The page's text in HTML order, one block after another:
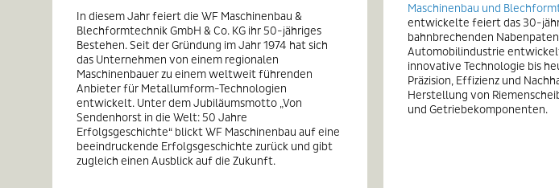
In diesem Jahr feiert die WF Maschinenbau &
Blechformtechnik GmbH & Co. KG ihr 50-jähriges
Bestehen. Seit der Gründung im Jahr 1974 hat sich
das Unternehmen von einem regionalen
Maschinenbauer zu einem weltweit führenden
Anbieter für Metallumform-Technologien
entwickelt. Unter dem Jubiläumsmotto „Von
Sendenhorst in die Welt: 50 Jahre
Erfolgsgeschichte“ blickt WF Maschinenbau auf eine
beeindruckende Erfolgsgeschichte zurück und gibt
zugleich einen Ausblick auf die Zukunft.
Maschinenbau und
entwickelte feiert das 30-
bahnbrechenden
Automobilindustrie
innovative Technologie bis
Präzision, Effizienz und
Herstellung von
und Getriebekomponenten.